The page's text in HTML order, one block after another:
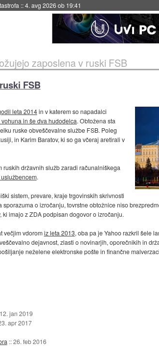
::4. avg 2026 ob 19:41
zaposlena v ruski FSB
FSB
leta 2014in v katerem so napadalci
in še dva hudodelca. Obtožena sta
ruske obveščevalne službe FSB. Poleg
in Karim Baratov, ki so ga včeraj aretirali v
državnih služb zaradi računalniškega
.
sistem, prevare, kraje trgovinskih skrivnosti
o izročanju, tovrstne obtožnice niso
imajo z ZDA podpisan dogovor o izročanju.
večjim vdoromiz leta 2013, oba pa je Yahoo razkril šele
dejavnost, zlasti o novinarjih, oporečnikih in
neželene elektronske pošte in finančne
12. jan 2019
apr 2017
::26. feb 2016